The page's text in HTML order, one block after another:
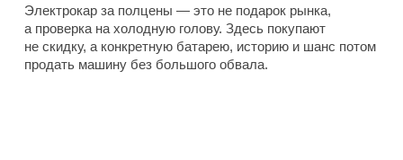
Электрокар за полцены — это не подарок рынка,
а проверка на холодную голову. Здесь покупают
не скидку, а конкретную батарею, историю и шанс потом
продать машину без большого обвала.